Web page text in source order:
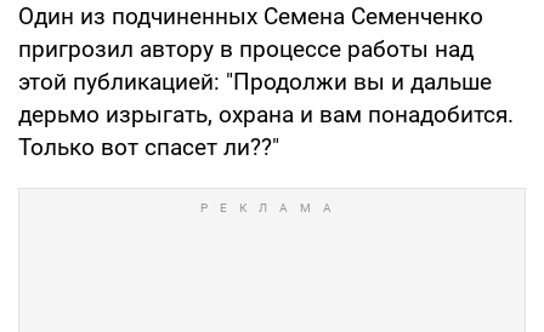
Один из подчиненных Семена Семенченко
пригрозил автору в процессе работы над
этой публикацией: "Продолжи вы и дальше
дерьмо изрыгать, охрана и вам понадобится.
Только вот спасет ли??"